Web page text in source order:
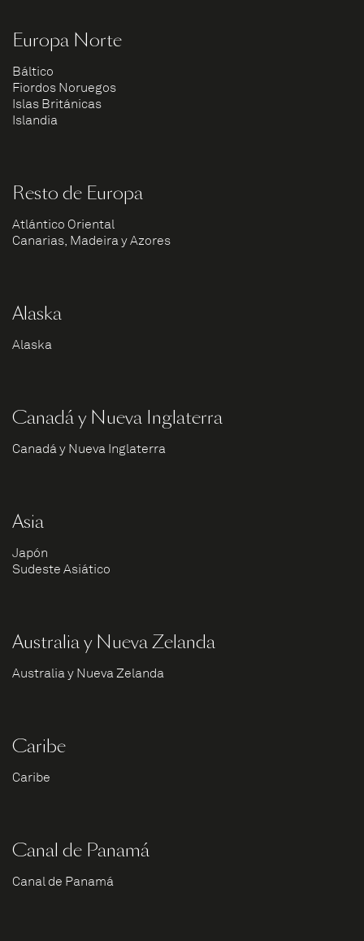
Europa Norte
Báltico
Fiordos Noruegos
Islas Británicas
Islandia
Resto de Europa
Atlántico Oriental
Canarias, Madeira y Azores
Alaska
Alaska
Canadá y Nueva Inglaterra
Canadá y Nueva Inglaterra
Asia
Japón
Sudeste Asiático
Australia y Nueva Zelanda
Australia y Nueva Zelanda
Caribe
Caribe
Canal de Panamá
Canal de Panamá